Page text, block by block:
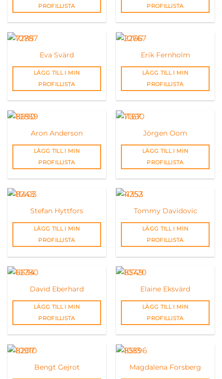
PROFILLISTA
PROFILLISTA
Eva Svärd
LÄGG TILL I MIN
PROFILLISTA
Erik Fernholm
LÄGG TILL I MIN
PROFILLISTA
Aron Anderson
LÄGG TILL I MIN
PROFILLISTA
Jörgen Oom
LÄGG TILL I MIN
PROFILLISTA
Stefan Hyttfors
LÄGG TILL I MIN
PROFILLISTA
Tommy Davidovic
LÄGG TILL I MIN
PROFILLISTA
David Eberhard
LÄGG TILL I MIN
PROFILLISTA
Elaine Eksvärd
LÄGG TILL I MIN
PROFILLISTA
Bengt Gejrot Magdalena Forsberg